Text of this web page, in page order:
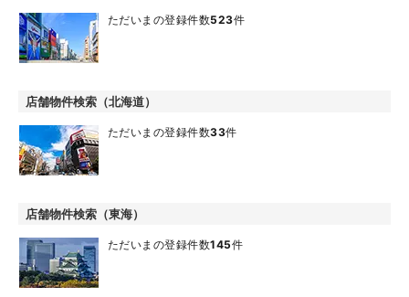
ただいまの登録件数523件
店舗物件検索（北海道）
ただいまの登録件数33件
店舗物件検索（東海）
ただいまの登録件数145件